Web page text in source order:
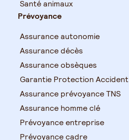
Santé animaux
Prévoyance
Assurance autonomie
Assurance décès
Assurance obsèques
Garantie Protection Accident
Assurance prévoyance TNS
Assurance homme clé
Prévoyance entreprise
Prévoyance cadre